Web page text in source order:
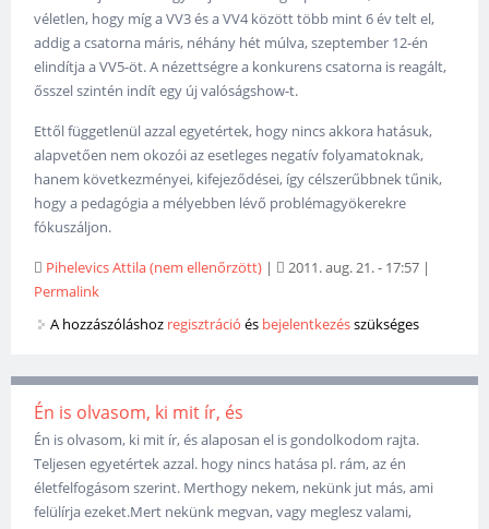
véletlen, hogy míg a VV3 és a VV4 között több mint 6 év telt el,
addig a csatorna máris, néhány hét múlva, szeptember 12-én
elindítja a VV5-öt. A nézettségre a konkurens csatorna is reagált,
ősszel szintén indít egy új valóságshow-t.
Ettől függetlenül azzal egyetértek, hogy nincs akkora hatásuk,
alapvetően nem okozói az esetleges negatív folyamatoknak,
hanem következményei, kifejeződései, így célszerűbbnek tűnik,
hogy a pedagógia a mélyebben lévő problémagyökerekre
fókuszáljon.
Pihelevics Attila (nem ellenőrzött) | 2011. aug. 21. - 17:57 |
Permalink
A hozzászóláshoz regisztráció és bejelentkezésszükséges
Én is olvasom, ki mit ír, és
Én is olvasom, ki mit ír, és alaposan el is gondolkodom rajta.
Teljesen egyetértek azzal. hogy nincs hatása pl. rám, az én
életfelfogásom szerint. Merthogy nekem, nekünk jut más, ami
felülírja ezeket.Mert nekünk megvan, vagy meglesz valami,